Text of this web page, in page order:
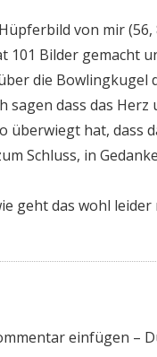
von mir (56,
101 Bilder gemacht
die Bowlingkugel
sagen dass das Herz
überwiegt hat, dass
Schluss, in
geht das wohl leider
einfügen –